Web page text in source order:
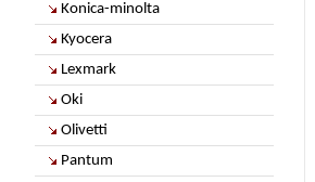
Konica-minolta
Kyocera
Lexmark
Oki
Olivetti
Pantum